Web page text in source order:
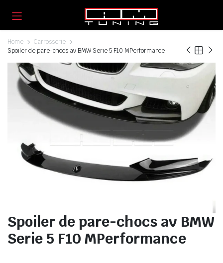
Home
Carrosserie
Spoiler de pare-chocs av BMW Serie 5 F10 MPerformance
Spoiler de pare-chocs av BMW
Serie 5 F10 MPerformance